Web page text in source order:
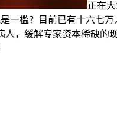
正在
一槛？目前已有十六七
，缓解专家资本稀缺的